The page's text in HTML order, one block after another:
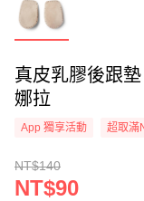
真皮乳膠後跟墊
娜拉
App 獨享活動 超取滿
NT$140
NT$90